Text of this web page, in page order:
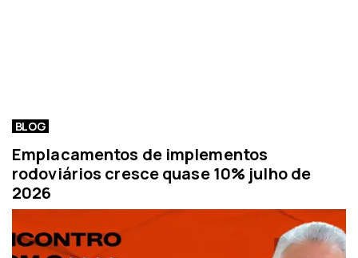
BLOG
Emplacamentos de implementos
rodoviários cresce quase 10% julho de
2026